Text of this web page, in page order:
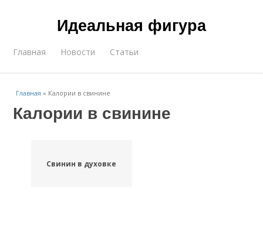
Идеальная фигура
Главная Новости Статьи
Главная » Калории в свинине
Калории в свинине
Свинин в духовке